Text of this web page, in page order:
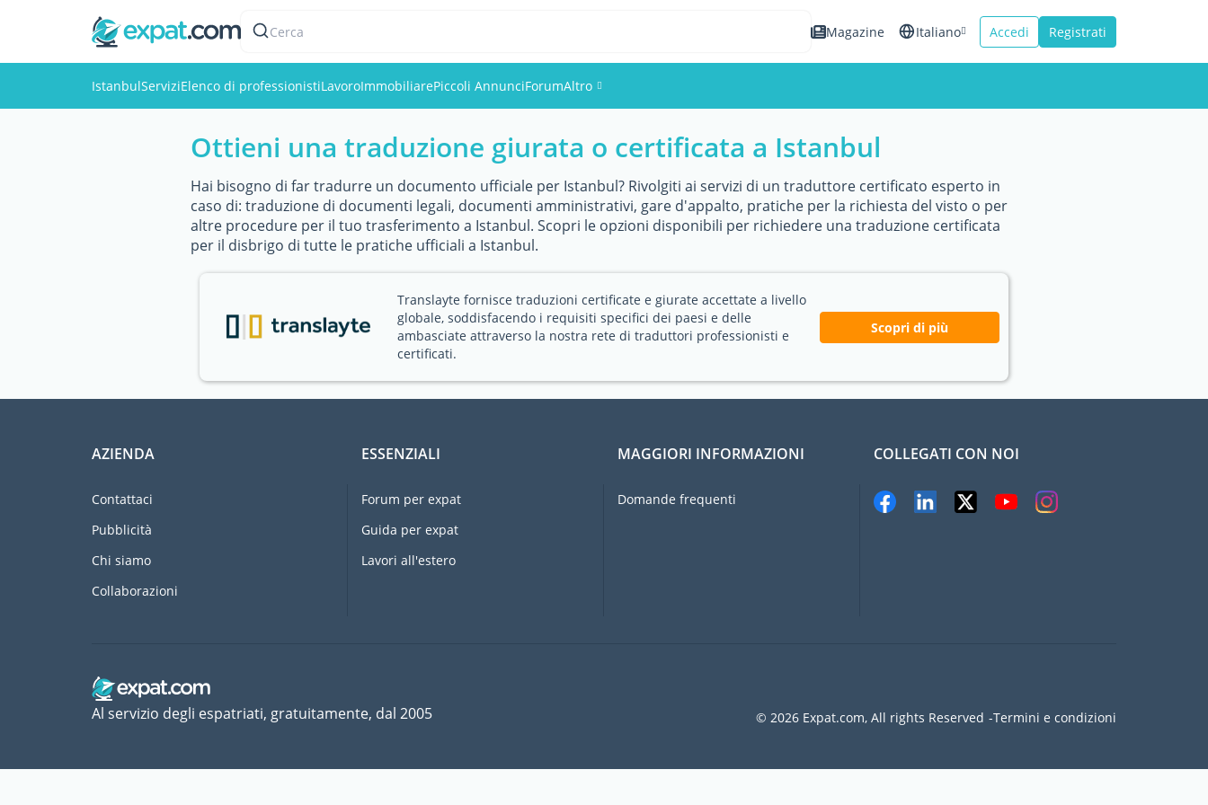
Cerca Magazine Italiano Accedi Registrati
IstanbulServiziElenco di professionistiLavoroImmobiliarePiccoli AnnunciForumAltro
Eventi
Utenti
Foto
Ottieni una traduzione giurata o certificata a Istanbul
Hai bisogno di far tradurre un documento ufficiale per Istanbul? Rivolgiti ai servizi di un traduttore certificato esperto in
caso di: traduzione di documenti legali, documenti amministrativi, gare d'appalto, pratiche per la richiesta del visto o per
altre procedure per il tuo trasferimento a Istanbul. Scopri le opzioni disponibili per richiedere una traduzione certificata
per il disbrigo di tutte le pratiche ufficiali a Istanbul.
Translayte fornisce traduzioni certificate e giurate accettate a livello
globale, soddisfacendo i requisiti specifici dei paesi e delle
ambasciate attraverso la nostra rete di traduttori professionisti e
certificati.
Scopri di più
AZIENDA
Contattaci
Pubblicità
Chi siamo
Collaborazioni
ESSENZIALI
Forum per expat
Guida per expat
Lavori all'estero
MAGGIORI INFORMAZIONI
Domande frequenti
COLLEGATI CON NOI
© 2026 Expat.com, All rights Reserved Termini e condizioni
Al servizio degli espatriati, gratuitamente, dal 2005